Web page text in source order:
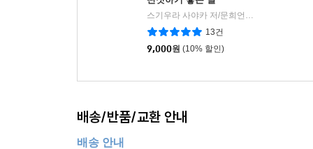
스기우라 사야카 저/문희언역
13건
9,000원 (10% 할인)
배송/반품/교환 안내
배송 안내